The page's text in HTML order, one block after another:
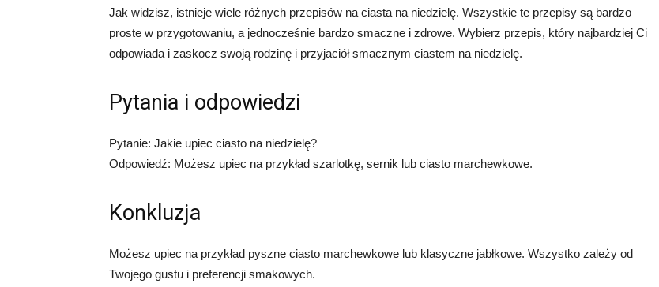
Jak widzisz, istnieje wiele różnych przepisów na ciasta na niedzielę. Wszystkie te przepisy są bardzo
proste w przygotowaniu, a jednocześnie bardzo smaczne i zdrowe. Wybierz przepis, który najbardziej Ci
odpowiada i zaskocz swoją rodzinę i przyjaciół smacznym ciastem na niedzielę.
Pytania i odpowiedzi
Pytanie: Jakie upiec ciasto na niedzielę?
Odpowiedź: Możesz upiec na przykład szarlotkę, sernik lub ciasto marchewkowe.
Konkluzja
Możesz upiec na przykład pyszne ciasto marchewkowe lub klasyczne jabłkowe. Wszystko zależy od
Twojego gustu i preferencji smakowych.